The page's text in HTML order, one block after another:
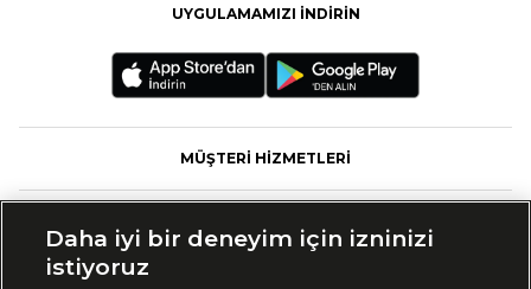
UYGULAMAMIZI İNDİRİN
MÜŞTERİ HİZMETLERİ
Daha iyi bir deneyim için izninizi
istiyoruz